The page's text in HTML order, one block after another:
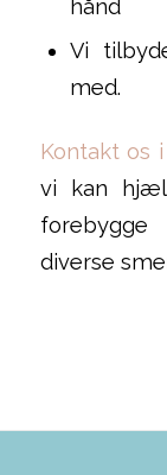
hånd
Vi
med.
Kontakt os
vi kan
diverse